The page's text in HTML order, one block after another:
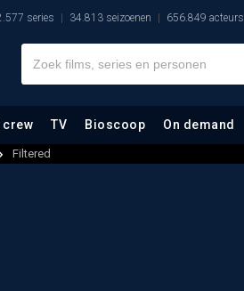
series 34.813 seizoenen 656.849 acteurs
crew TV Bioscoop On demand
Filtered